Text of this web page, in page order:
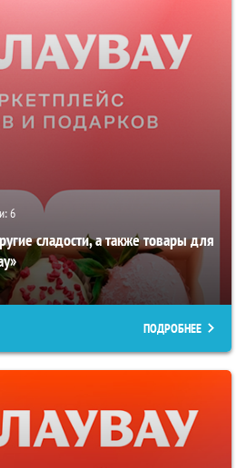
6
сладости, а также товары для
ПОДРОБНЕЕ